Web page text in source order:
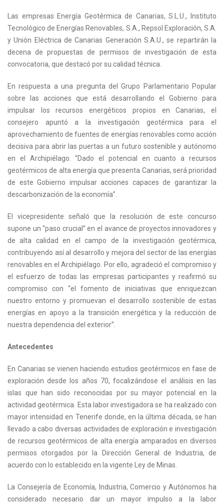
Las empresas Energía Geotérmica de Canarias, S.L.U., Instituto
Tecnológico de Energías Renovables, S.A., Repsol Exploración, S.A.
y Unión Eléctrica de Canarias Generación S.A.U., se repartirán la
decena de propuestas de permisos de investigación de esta
convocatoria, que destacó por su calidad técnica.
En respuesta a una pregunta del Grupo Parlamentario Popular
sobre las acciones que está desarrollando el Gobierno para
impulsar los recursos energéticos propios en Canarias, el
consejero apuntó a la investigación geotérmica para el
aprovechamiento de fuentes de energías renovables como acción
decisiva para abrir las puertas a un futuro sostenible y autónomo
en el Archipiélago. “Dado el potencial en cuanto a recursos
geotérmicos de alta energía que presenta Canarias, será prioridad
de este Gobierno impulsar acciones capaces de garantizar la
descarbonización de la economía”.
El vicepresidente señaló que la resolución de este concurso
supone un “paso crucial” en el avance de proyectos innovadores y
de alta calidad en el campo de la investigación geotérmica,
contribuyendo así al desarrollo y mejora del sector de las energías
renovables en el Archipiélago. Por ello, agradeció el compromiso y
el esfuerzo de todas las empresas participantes y reafirmó su
compromiso con “el fomento de iniciativas que enriquezcan
nuestro entorno y promuevan el desarrollo sostenible de estas
energías en apoyo a la transición energética y la reducción de
nuestra dependencia del exterior”.
Antecedentes
En Canarias se vienen haciendo estudios geotérmicos en fase de
exploración desde los años 70, focalizándose el análisis en las
islas que han sido reconocidas por su mayor potencial en la
actividad geotérmica. Esta labor investigadora se ha realizado con
mayor intensidad en Tenerife donde, en la última década, se han
llevado a cabo diversas actividades de exploración e investigación
de recursos geotérmicos de alta energía amparados en diversos
permisos otorgados por la Dirección General de Industria, de
acuerdo con lo establecido en la vigente Ley de Minas.
La Consejería de Economía, Industria, Comercio y Autónomos ha
considerado necesario dar un mayor impulso a la labor